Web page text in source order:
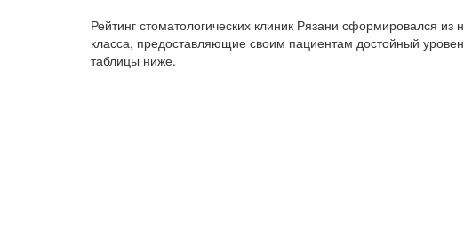
Рейтинг стоматологических клиник Рязани сформировался
класса, предоставляющие своим пациентам достойный
таблицы ниже.